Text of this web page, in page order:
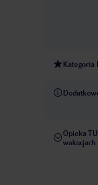
Kategoria
Opieka